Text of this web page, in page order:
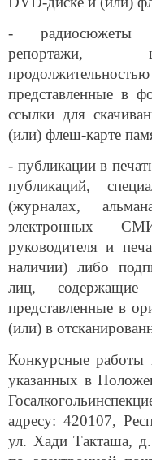
репортажи,
представленные в
ссылки для
(или) флеш-карте
публикаций,
(журналах,
электронных
руководителя и
наличии) либо
лиц,
представленные в
(или) в
указанных в
адресу: 420107,
ул. Хади Такташа,
по электронной